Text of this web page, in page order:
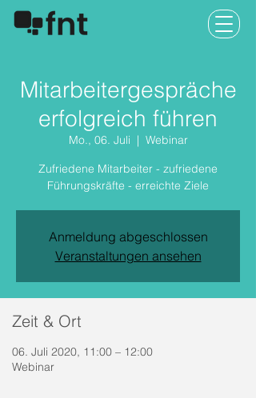
Mitarbeitergespräche
erfolgreich führen
Mo., 06. Juli
  |
Webinar
Zufriedene Mitarbeiter - zufriedene
Führungskräfte - erreichte Ziele
Anmeldung abgeschlossen
Veranstaltungen ansehen
Zeit & Ort
06. Juli 2020, 11:00 – 12:00
Webinar